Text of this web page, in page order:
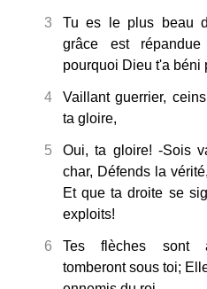
3
Tu es le plus beau
grâce est
pourquoi Dieu t'a béni
4
Vaillant guerrier,
ta gloire,
5
Oui, ta gloire! -Sois
char, Défends la
Et que ta droite se
exploits!
6
Tes flèches sont
tomberont sous toi;